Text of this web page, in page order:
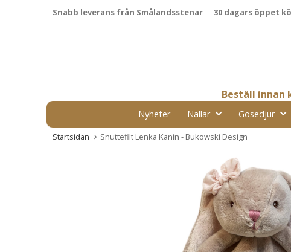
Snabb leverans från Smålandsstenar 30 dagars öppet
Beställ innan
Nyheter Nallar Gosedjur
Startsidan Snuttefilt Lenka Kanin - Bukowski Design